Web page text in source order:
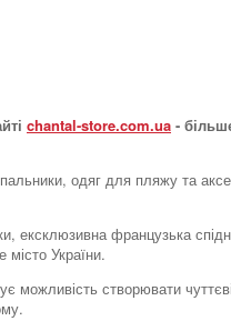
chantal-store.com.ua -
одяг для пляжу та
ексклюзивна французька
України.
можливість створювати